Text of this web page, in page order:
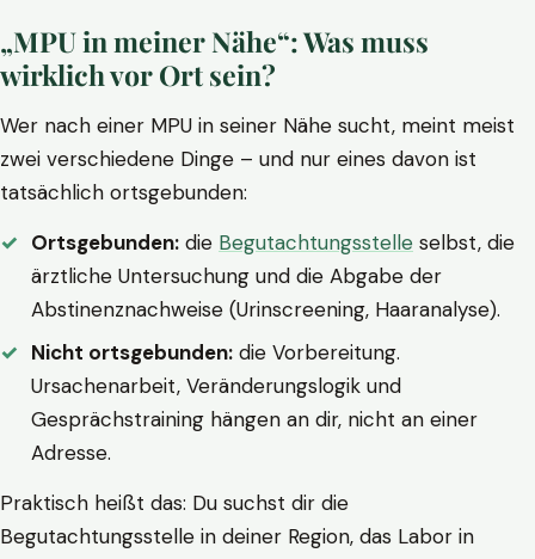
„MPU in meiner Nähe“: Was muss
wirklich vor Ort sein?
Wer nach einer MPU in seiner Nähe sucht, meint meist
zwei verschiedene Dinge – und nur eines davon ist
tatsächlich ortsgebunden:
Ortsgebunden: die Begutachtungsstelle selbst, die
ärztliche Untersuchung und die Abgabe der
Abstinenznachweise (Urinscreening, Haaranalyse).
Nicht ortsgebunden: die Vorbereitung.
Ursachenarbeit, Veränderungslogik und
Gesprächstraining hängen an dir, nicht an einer
Adresse.
Praktisch heißt das: Du suchst dir die
Begutachtungsstelle in deiner Region, das Labor in